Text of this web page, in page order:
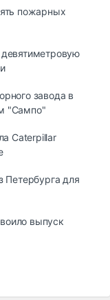
пожарных
завода в
"Сампо"
Caterpillar
Петербурга для
выпуск